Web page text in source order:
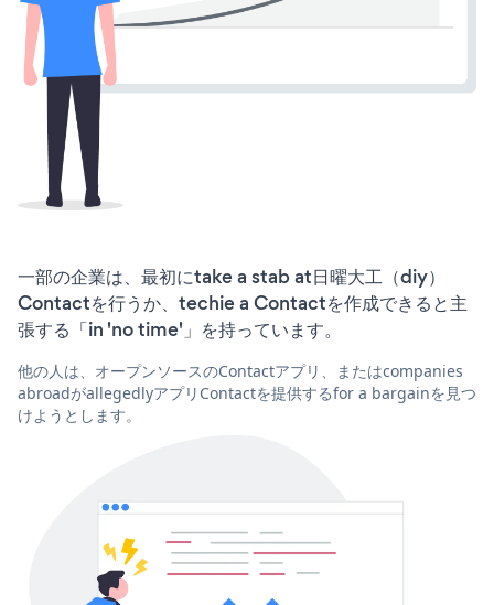
一部の企業は、最初にtake a stab at日曜大工（diy）
Contactを行うか、techie a Contactを作成できると主
張する「in 'no time'」を持っています。
他の人は、オープンソースのContactアプリ、またはcompanies
abroadがallegedlyアプリContactを提供するfor a bargainを見つ
けようとします。